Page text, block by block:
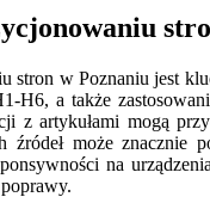
w Poznaniu jest
H6, a także
z artykułami mogą
może
na